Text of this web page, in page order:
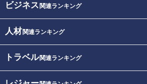
ビジネス 関連ランキング
人材関連ランキング
トラベル関連ランキング